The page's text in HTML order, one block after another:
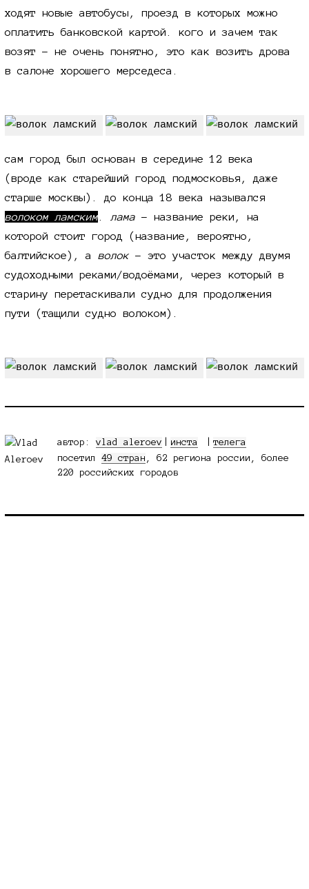
ходят новые автобусы, проезд в которых можно
оплатить банковской картой. кого и зачем так
возят - не очень понятно, это как возить дрова
в салоне хорошего мерседеса.
сам город был основан в середине 12 века
(вроде как старейший город подмосковья, даже
старше москвы). до конца 18 века назывался
волоком ламским
лама - название реки, на
которой стоит город (название, вероятно,
балтийское), а волок- это участок между двумя
судоходными реками/водоёмами, через который в
старину перетаскивали судно для продолжения
пути (тащили судно волоком).
автор: vlad aleroev инста
телега
посетил 49 стран , 62 региона россии, более
220 российских городов